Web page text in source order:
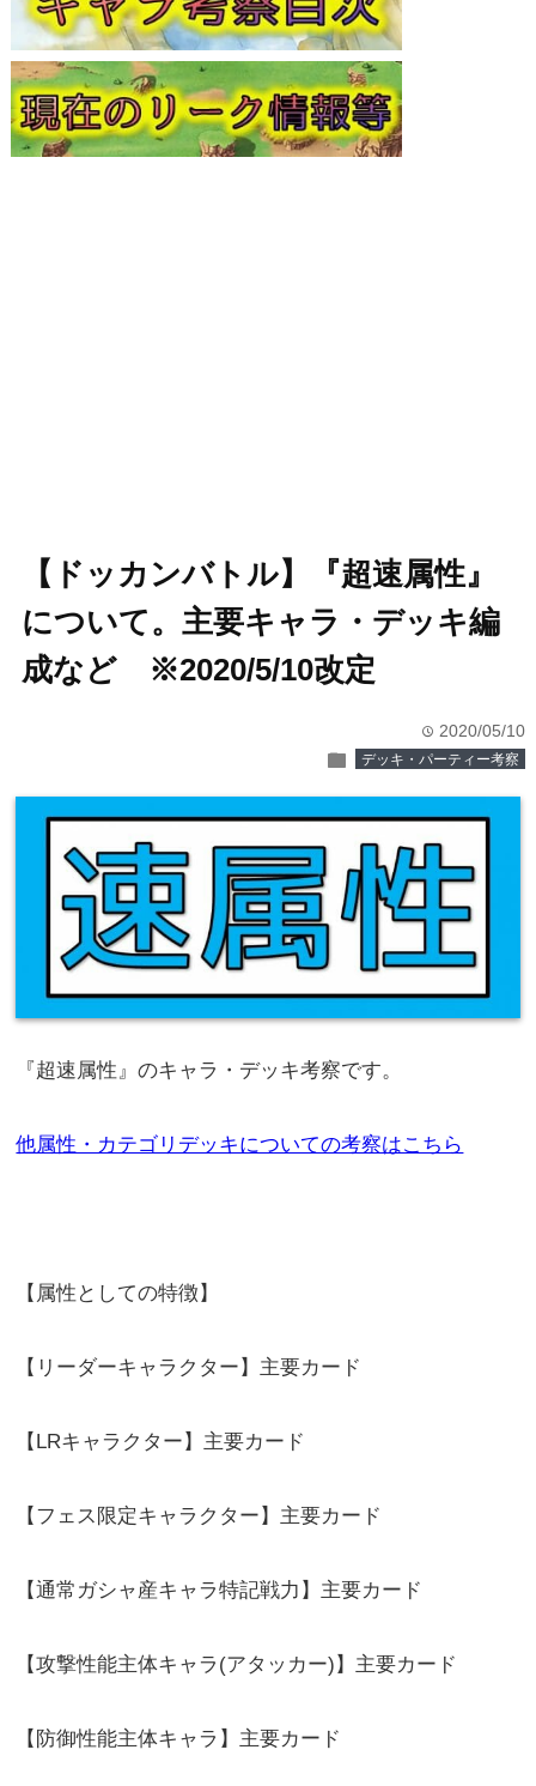
【ドッカンバトル】『超速属性』
について。主要キャラ・デッキ編
成など ※2020/5/10改定
time 2020/05/10
folder デッキ・パーティー考察
『超速属性』のキャラ・デッキ考察です。
他属性・カテゴリデッキについての考察はこちら
【属性としての特徴】
【リーダーキャラクター】主要カード
【LRキャラクター】主要カード
【フェス限定キャラクター】主要カード
【通常ガシャ産キャラ特記戦力】主要カード
【攻撃性能主体キャラ(アタッカー)】主要カード
【防御性能主体キャラ】主要カード